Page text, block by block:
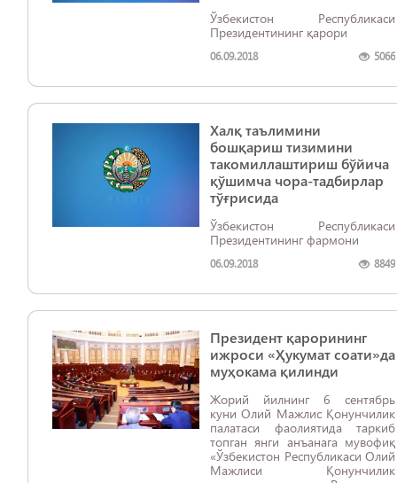
Ўзбекистон Республикаси
Президентининг қарори
06.09.2018 5066
Халқ таълимини
бошқариш тизимини
такомиллаштириш бўйича
қўшимча чора-тадбирлар
тўғрисида
Ўзбекистон Республикаси
Президентининг фармони
06.09.2018 8849
Президент қарорининг
ижроси «Ҳукумат соати»да
муҳокама қилинди
Жорий йилнинг 6 сентябрь
куни Олий Мажлис Қонунчилик
палатаси фаолиятида таркиб
топган янги анъанага мувофиқ
«Ўзбекистон Республикаси Олий
Мажлиси Қонунчилик